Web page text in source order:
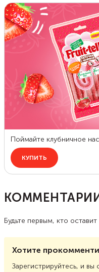
Будьте первым, кто
Хотите
Зарегистрируйтесь, и